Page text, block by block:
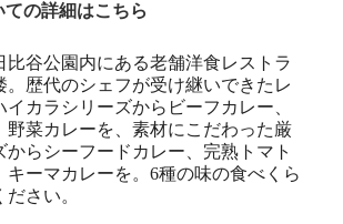
の詳細はこちら
比谷公園内にある老舗洋食レストラ
。歴代のシェフが受け継いできたレ
イカラシリーズからビーフカレー、
野菜カレーを、素材にこだわった厳
からシーフードカレー、完熟トマト
キーマカレーを。6種の味の食べくら
さい。